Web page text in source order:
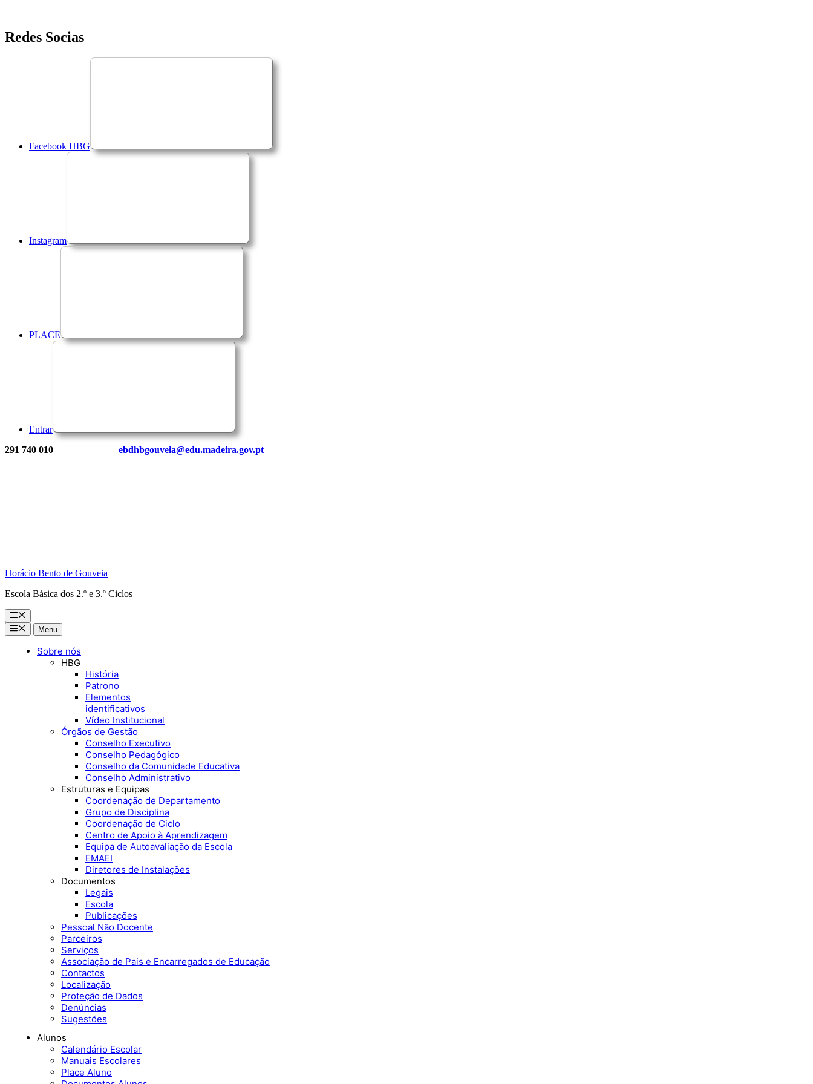
Saltar
para
Redes Socias
Facebook HBG
Instagram
PLACE
Entrar
291 740 010 ebdhbgouveia@edu.madeira.gov.pt
Horácio Bento de Gouveia
Escola Básica dos 2.º e 3.º Ciclos
Menu
MenuMenu
Sobre nós
HBG
História
Patrono
Elementos
identificativos
Vídeo Institucional
Órgãos de Gestão
Conselho Executivo
Conselho Pedagógico
Conselho da Comunidade Educativa
Conselho Administrativo
Estruturas e Equipas
Coordenação de Departamento
Grupo de Disciplina
Coordenação de Ciclo
Centro de Apoio à Aprendizagem
Equipa de Autoavaliação da Escola
EMAEI
Diretores de Instalações
Documentos
Legais
Escola
Publicações
Pessoal Não Docente
Parceiros
Serviços
Associação de Pais e Encarregados de Educação
Contactos
Localização
Proteção de Dados
Denúncias
Sugestões
Alunos
Calendário Escolar
Manuais Escolares
Place Aluno